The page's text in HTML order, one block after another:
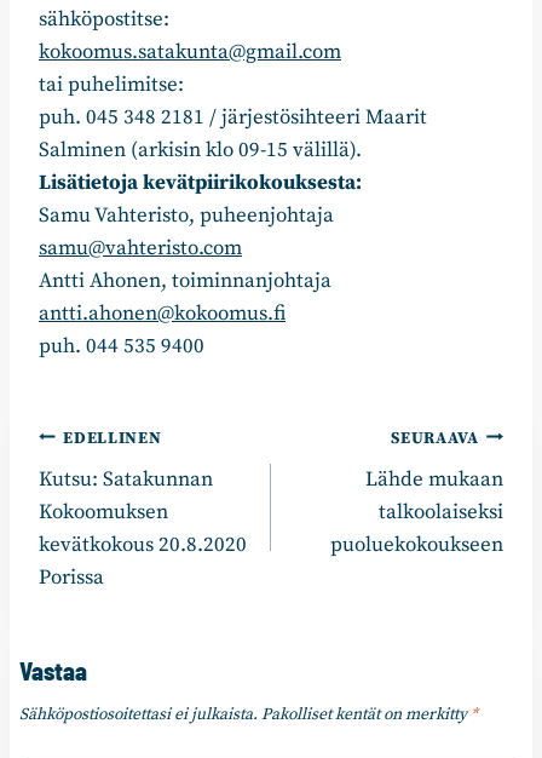
sähköpostitse:
kokoomus.satakunta@gmail.com
tai puhelimitse:
puh. 045 348 2181 / järjestösihteeri Maarit
Salminen (arkisin klo 09-15 välillä).
Lisätietoja kevätpiirikokouksesta:
Samu Vahteristo, puheenjohtaja
samu@vahteristo.com
Antti Ahonen, toiminnanjohtaja
antti.ahonen@kokoomus.fi
puh. 044 535 9400
Artikkelien
selaus
EDELLINEN
Kutsu: Satakunnan
Kokoomuksen
kevätkokous 20.8.2020
Porissa
SEURAAVA
Lähde mukaan
talkoolaiseksi
puoluekokoukseen
Vastaa
Sähköpostiosoitettasi ei julkaista. Pakolliset kentät on merkitty*